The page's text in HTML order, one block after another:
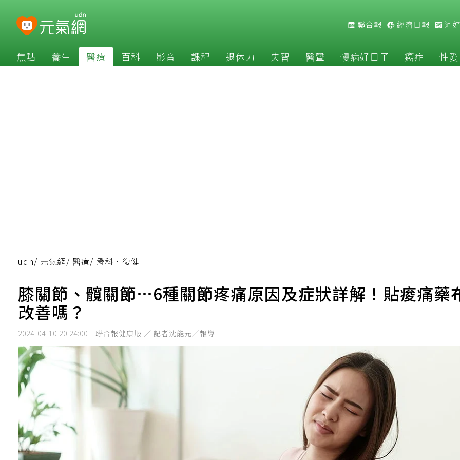
聯合報 經濟日報 河
焦點 養生 醫療 百科 影音 課程 退休力 失智 醫聲 慢病好日子 癌症 性愛
udn/ 元氣網/ 醫療/ 骨科．復健
膝關節、髖關節…6種關節疼痛原因及症狀詳解！貼痠痛藥
改善嗎？
2024-04-10 20:24:00 聯合報健康版 ／ 記者沈能元／報導